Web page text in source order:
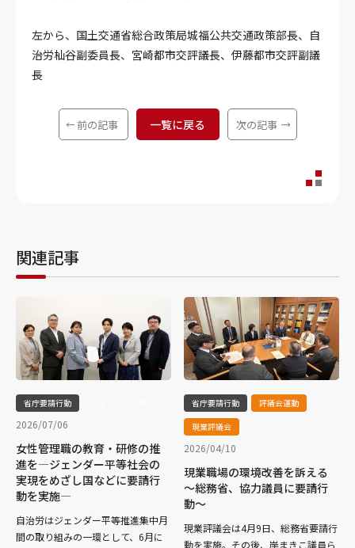
左から、国土交通省総合政策局城福公共交通政策部長、自
治労杣谷副委員長、宮崎都市交評議長、伊藤都市交評副議
長
前の記事 一覧に戻る 次の記事
関連記事
省庁要請行動
2026/07/06
女性管理職の教育・研修の推
進を―ジェンダー平等社会の
実現をめざし国などに要請行
動を実施―
自治労はジェンダー平等推進集中月
間の取り組みの一環として、6月に
省庁要請行動 評議会運動
現業評議会
2026/04/10
現業職場の環境改善を訴える
～総務省、協力議員に要請行
動～
現業評議会は4月9日、総務省要請行
動を実施。その後、岸まきこ議員ら